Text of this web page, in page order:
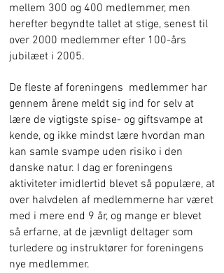
mellem 300 og 400 medlemmer, men
herefter begyndte tallet at stige, senest til
over 2000 medlemmer efter 100-års
jubilæet i 2005.
De fleste af foreningens medlemmer har
gennem årene meldt sig ind for selv at
lære de vigtigste spise- og giftsvampe at
kende, og ikke mindst lære hvordan man
kan samle svampe uden risiko i den
danske natur. I dag er foreningens
aktiviteter imidlertid blevet så populære, at
over halvdelen af medlemmerne har været
med i mere end 9 år, og mange er blevet
så erfarne, at de jævnligt deltager som
turledere og instruktører for foreningens
nye medlemmer.